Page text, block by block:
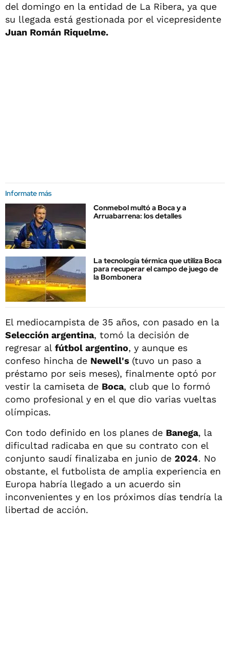
del domingo en la entidad de La Ribera, ya que
su llegada está gestionada por el vicepresidente
Juan Román Riquelme.
Informate más
Conmebol multó a Boca y a
Arruabarrena: los detalles
La tecnología térmica que utiliza Boca
para recuperar el campo de juego de
la Bombonera
El mediocampista de 35 años, con pasado en la
Selección argentina, tomó la decisión de
regresar al fútbol argentino, y aunque es
confeso hincha de Newell's (tuvo un paso a
préstamo por seis meses), finalmente optó por
vestir la camiseta de Boca, club que lo formó
como profesional y en el que dio varias vueltas
olímpicas.
Con todo definido en los planes de Banega, la
dificultad radicaba en que su contrato con el
conjunto saudí finalizaba en junio de 2024. No
obstante, el futbolista de amplia experiencia en
Europa habría llegado a un acuerdo sin
inconvenientes y en los próximos días tendría la
libertad de acción.